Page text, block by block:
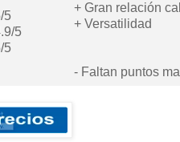
5
5
5
+ Gran relación
+ Versatilidad
- Faltan puntos